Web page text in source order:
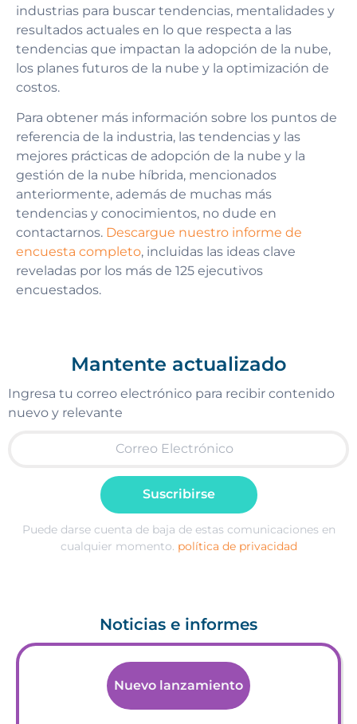
industrias para buscar tendencias, mentalidades y
resultados actuales en lo que respecta a las
tendencias que impactan la adopción de la nube,
los planes futuros de la nube y la optimización de
costos.
Para obtener más información sobre los puntos de
referencia de la industria, las tendencias y las
mejores prácticas de adopción de la nube y la
gestión de la nube híbrida, mencionados
anteriormente, además de muchas más
tendencias y conocimientos, no dude en
contactarnos. Descargue nuestro informe de
encuesta completo, incluidas las ideas clave
reveladas por los más de 125 ejecutivos
encuestados.
Mantente actualizado
Ingresa tu correo electrónico para recibir contenido
nuevo y relevante
Suscribirse
Puede darse cuenta de baja de estas comunicaciones en
cualquier momento. política de privacidad
Noticias e informes
Nuevo lanzamiento